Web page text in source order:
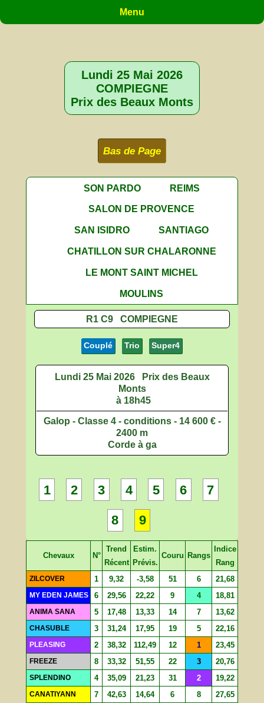
Menu
Lundi 25 Mai 2026
COMPIEGNE
Prix des Beaux Monts
Bas de Page
SON PARDO
REIMS
SALON DE PROVENCE
SAN ISIDRO
SANTIAGO
CHATILLON SUR CHALARONNE
LE MONT SAINT MICHEL
MOULINS
R1 C9 COMPIEGNE
Couplé Trio Super4
Lundi 25 Mai 2026
Prix des Beaux
Monts
à 18h45
Galop - Classe 4 - conditions - 14 600 € -
2400 m
Corde à ga
1 2 3 4 5 6 7
8 9
Chevaux N°
Trend
Récent
Estim.
Prévis.
Couru Rangs
Indice
Rang
ZILCOVER 1 9,32 -3,58 51 6 21,68
MY EDEN JAMES 6 29,56 22,22 9 4 18,81
ANIMA SANA 5 17,48 13,33 14 7 13,62
CHASUBLE 3 31,24 17,95 19 5 22,16
PLEASING 2 38,32 112,49 12 1 23,45
FREEZE 8 33,32 51,55 22 3 20,76
SPLENDINO 4 35,09 21,23 31 2 19,22
CANATIYANN 7 42,63 14,64 6 8 27,65